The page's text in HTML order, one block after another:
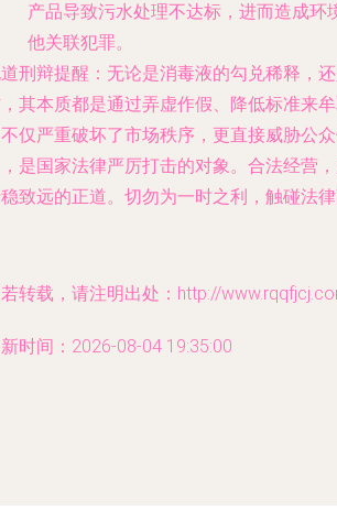
产品导致污水处理不达标，进而造成环
他关联犯罪。
刑辩提醒 ：无论是消毒液的勾兑稀释，
其本质都是通过弄虚作假、降低标准来
仅严重破坏了市场秩序，更直接威胁公
是国家法律严厉打击的对象。合法经营
致远的正道。切勿为一时之利，触碰法律
转载，请注明出处：http://
时间：2026-08-04 19:35:00